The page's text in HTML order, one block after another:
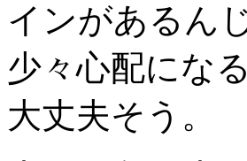
インがあるん
少々心配にな
大丈夫そう。